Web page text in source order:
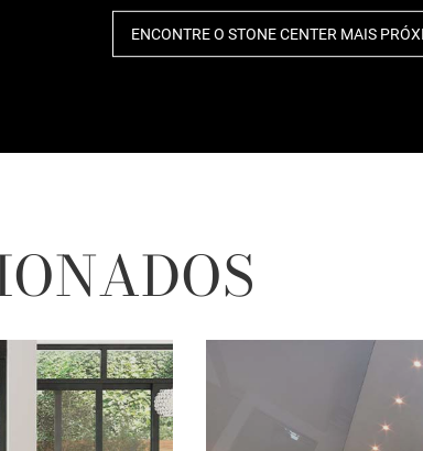
ENCONTRE O STONE CENTER MAIS